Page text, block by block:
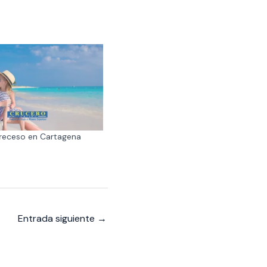
en Cartagena
Entrada siguiente →